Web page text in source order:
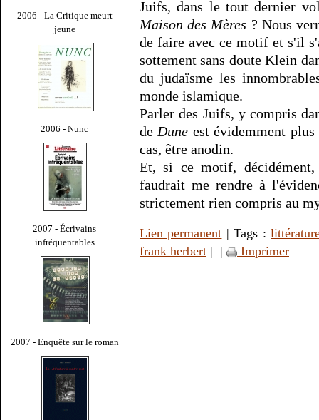
2006 - La Critique meurt
jeune
2006 - Nunc
2007 - Écrivains
infréquentables
2007 - Enquête sur le roman
Juifs, dans le tout dernier
Maison des Mères ? Nous
de faire avec ce motif et s'il
sottement sans doute Klein
du judaïsme les
monde islamique.
Parler des Juifs, y compris
de Dune est évidemment
cas, être anodin.
Et, si ce motif,
faudrait me rendre à
strictement rien compris au
Lien permanent | Tags :
frank herbert | | Imprimer